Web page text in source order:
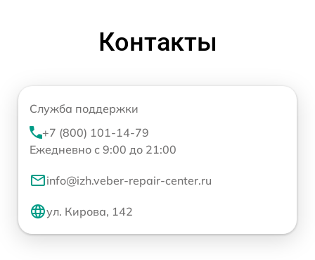
Контакты
Служба поддержки
+7 (800) 101-14-79
Ежедневно с 9:00 до 21:00
info@izh.veber-repair-center.ru
ул. Кирова, 142